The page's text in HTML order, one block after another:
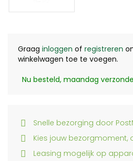
Graag inloggen of registreren
winkelwagen toe te voegen.
Nu besteld, maandag
Snelle bezorging door
Kies jouw bezorgmoment,
Leasing mogelijk op